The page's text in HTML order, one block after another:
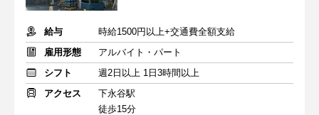
給与
時給1500円以上+交通費全額支給
雇用形態
アルバイト・パート
シフト
週2日以上 1日3時間以上
アクセス
下永谷駅
徒歩15分